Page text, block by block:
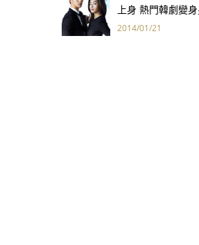
上身 熱門韓劇變
2014/01/21